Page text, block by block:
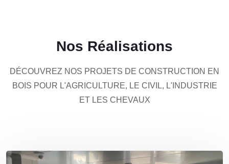
Nos Réalisations
DÉCOUVREZ NOS PROJETS DE CONSTRUCTION EN
BOIS POUR L'AGRICULTURE, LE CIVIL, L'INDUSTRIE
ET LES CHEVAUX